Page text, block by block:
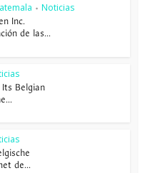
• Noticias
Inc.
de las...
Belgian
de...